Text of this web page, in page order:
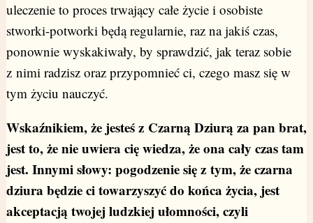
uleczenie to proces trwający całe życie i osobiste
stworki-potworki będą regularnie, raz na jakiś czas,
ponownie wyskakiwały, by sprawdzić, jak teraz sobie
z nimi radzisz oraz przypomnieć ci, czego masz się w
tym życiu nauczyć.
Wskaźnikiem, że jesteś z Czarną Dziurą za pan brat,
jest to, że nie uwiera cię wiedza, że ona cały czas tam
jest. Innymi słowy: pogodzenie się z tym, że czarna
dziura będzie ci towarzyszyć do końca życia, jest
akceptacją twojej ludzkiej ułomności, czyli